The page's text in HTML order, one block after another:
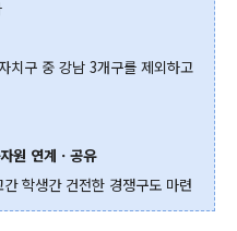
치구 중 강남 3개구를 제외하고
원 연계ㆍ공유
학생간 건전한 경쟁구도 마련